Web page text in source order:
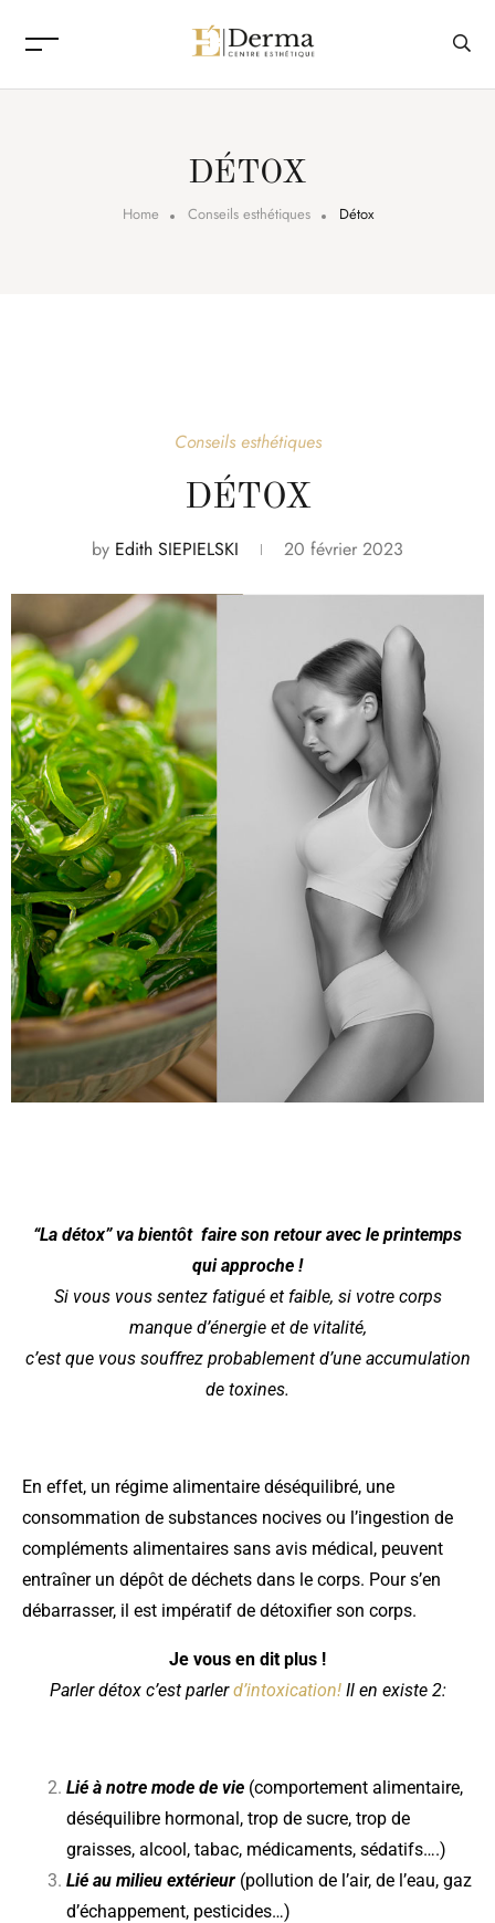
DÉTOX
Home Conseils esthétiques Détox
Conseils esthétiques
DÉTOX
by Edith SIEPIELSKI 20 février 2023
“La détox” va bientôt faire son retour avec le printemps
qui approche !
Si vous vous sentez fatigué et faible, si votre corps
manque d’énergie et de vitalité,
c’est que vous souffrez probablement d’une accumulation
de toxines.
En effet, un régime alimentaire déséquilibré, une
consommation de substances nocives ou l’ingestion de
compléments alimentaires sans avis médical, peuvent
entraîner un dépôt de déchets dans le corps. Pour s’en
débarrasser, il est impératif de détoxifier son corps.
Je vous en dit plus !
Parler détox c’est parlerd’intoxication!Il en existe 2:
Lié à notre mode de vie (comportement alimentaire,
déséquilibre hormonal, trop de sucre, trop de
graisses, alcool, tabac, médicaments, sédatifs….)
Lié au milieu extérieur (pollution de l’air, de l’eau, gaz
d’échappement, pesticides…)